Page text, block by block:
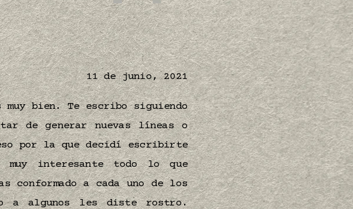
11 de junio, 2021
bien. Te escribo siguiendo
de generar nuevas líneas o
por la que decidí escribirte
interesante todo lo que
conformado a cada uno de los
a algunos les diste rostro.